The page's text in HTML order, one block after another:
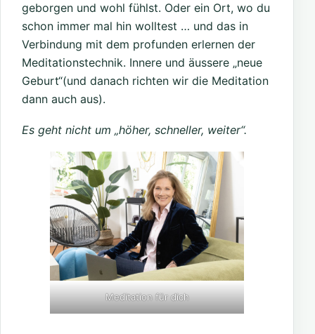
geborgen und wohl fühlst. Oder ein Ort, wo du
schon immer mal hin wolltest … und das in
Verbindung mit dem profunden erlernen der
Meditationstechnik. Innere und äussere „neue
Geburt“(und danach richten wir die Meditation
dann auch aus).
Es geht nicht um „höher, schneller, weiter“.
Meditation für dich